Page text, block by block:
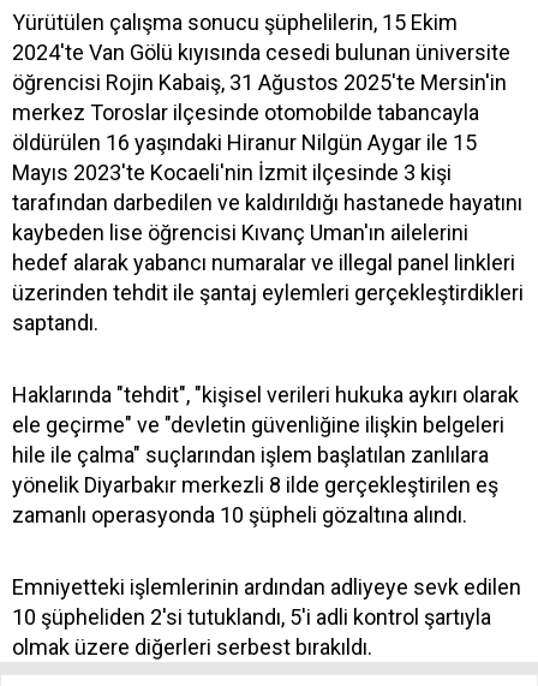
Yürütülen çalışma sonucu şüphelilerin, 15 Ekim
2024'te Van Gölü kıyısında cesedi bulunan üniversite
öğrencisi Rojin Kabaiş, 31 Ağustos 2025'te Mersin'in
merkez Toroslar ilçesinde otomobilde tabancayla
öldürülen 16 yaşındaki Hiranur Nilgün Aygar ile 15
Mayıs 2023'te Kocaeli'nin İzmit ilçesinde 3 kişi
tarafından darbedilen ve kaldırıldığı hastanede hayatını
kaybeden lise öğrencisi Kıvanç Uman'ın ailelerini
hedef alarak yabancı numaralar ve illegal panel linkleri
üzerinden tehdit ile şantaj eylemleri gerçekleştirdikleri
saptandı.
Haklarında "tehdit", "kişisel verileri hukuka aykırı olarak
ele geçirme" ve "devletin güvenliğine ilişkin belgeleri
hile ile çalma" suçlarından işlem başlatılan zanlılara
yönelik Diyarbakır merkezli 8 ilde gerçekleştirilen eş
zamanlı operasyonda 10 şüpheli gözaltına alındı.
Emniyetteki işlemlerinin ardından adliyeye sevk edilen
10 şüpheliden 2'si tutuklandı, 5'i adli kontrol şartıyla
olmak üzere diğerleri serbest bırakıldı.